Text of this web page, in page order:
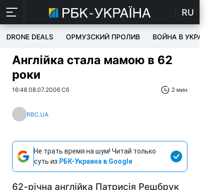
RU
DRONE DEALS ОРМУЗСКИЙ ПРОЛИВ ВОЙНА В УКРАИНЕ
Англійка стала мамою в 62
роки
16:48 08.07.2006 Сб 2 мин
RBC.UA
Не трать время на шум! Читай только
суть из РБК-Украина в Google
62-річна англійка Патрисія Решбрук